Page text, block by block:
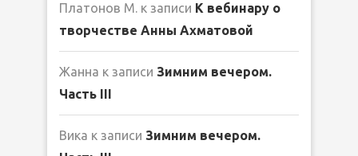
Платонов М. к записи К вебинару о
творчестве Анны Ахматовой
Жанна к записи Зимним вечером.
Часть III
Вика к записи Зимним вечером.